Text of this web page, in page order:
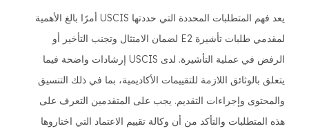
يعد فهم المتطلبات المحددة التي حددتها USCIS أمرًا بالغ الأهمية
لمقدمي طلبات تأشيرة E2 لضمان الامتثال وتجنب التأخير أو
الرفض في عملية التأشيرة. لدى USCIS إرشادات واضحة فيما
يتعلق بالوثائق اللازمة للتقييمات الأكاديمية، بما في ذلك التنسيق
والمحتوى وإجراءات التقديم. يجب على المتقدمين التعرف على
هذه المتطلبات والتأكد من أن وكالة تقييم الاعتماد التي اختاروها